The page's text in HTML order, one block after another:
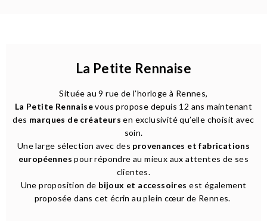
La Petite Rennaise
Située au 9 rue de l’horloge à Rennes,
La Petite Rennaisevous propose depuis 12 ans maintenant
des marques de créateurs en exclusivité qu’elle choisit avec
soin.
Une large sélection avec des provenances et fabrications
européennes pour répondre au mieux aux attentes de ses
clientes.
Une proposition de bijoux et accessoires est également
proposée dans cet écrin au plein cœur de Rennes.